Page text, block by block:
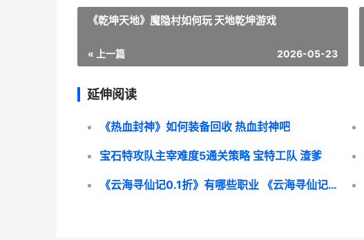
《乾坤天地》魔隐村如何玩 天地乾坤游戏
« 上一篇 2026-05-23
延伸阅读
《热血封神》如何装备回收 热血封神吧
宝石特攻队主宰难度5通关策略 宝特工队 渣爹
《云海寻仙记0.1折》有哪些职业 《云海寻仙记》